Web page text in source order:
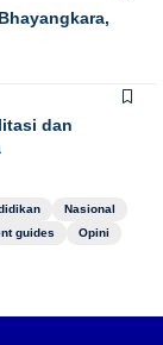
dan
Nasional
guides
Opini